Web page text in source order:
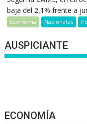
baja del 2,1% frente a
Economía Nacionales
AUSPICIANTE
ECONOMÍA